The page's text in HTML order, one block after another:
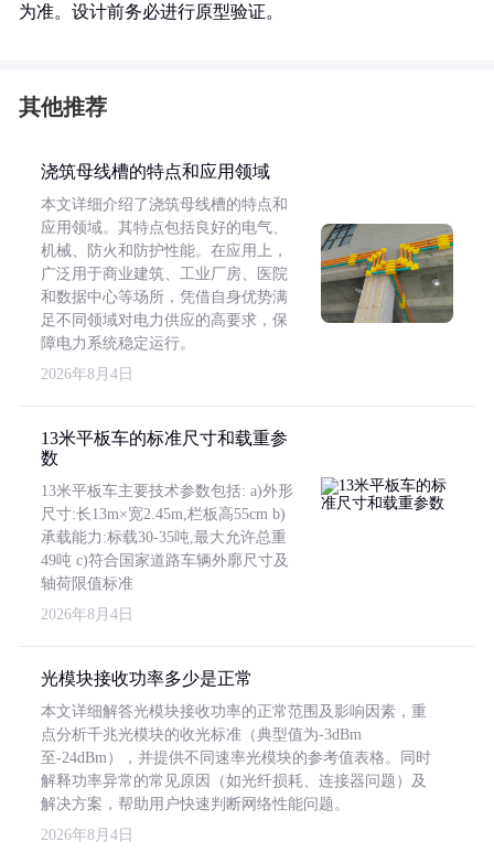
为准。设计前务必进行原型验证。
其他推荐
浇筑母线槽的特点和应用领域
本文详细介绍了浇筑母线槽的特点和
应用领域。其特点包括良好的电气、
机械、防火和防护性能。在应用上，
广泛用于商业建筑、工业厂房、医院
和数据中心等场所，凭借自身优势满
足不同领域对电力供应的高要求，保
障电力系统稳定运行。
2026年8月4日
13米平板车的标准尺寸和载重参
数
13米平板车主要技术参数包括: a)外形
尺寸:长13m×宽2.45m,栏板高55cm b)
承载能力:标载30-35吨,最大允许总重
49吨 c)符合国家道路车辆外廓尺寸及
轴荷限值标准
2026年8月4日
光模块接收功率多少是正常
本文详细解答光模块接收功率的正常范围及影响因素，重
点分析千兆光模块的收光标准（典型值为-3dBm
至-24dBm），并提供不同速率光模块的参考值表格。同时
解释功率异常的常见原因（如光纤损耗、连接器问题）及
解决方案，帮助用户快速判断网络性能问题。
2026年8月4日